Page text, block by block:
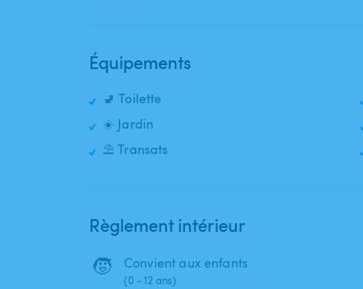
Équipements
🚽 Toilette
☀️ Jardin
⛱️ Transats
Règlement intérieur
🧒 Convient aux enfants
(0 - 12 ans)